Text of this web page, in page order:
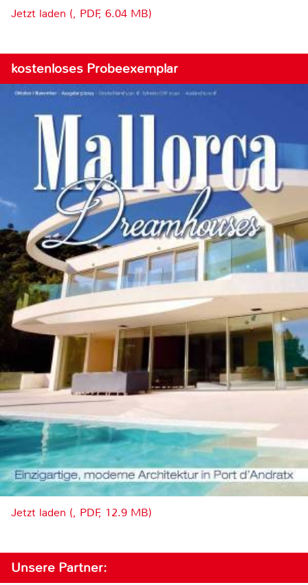
Jetzt laden (, PDF, 6.04 MB)
kostenloses Probeexemplar
Jetzt laden (, PDF, 12.9 MB)
Unsere Partner: